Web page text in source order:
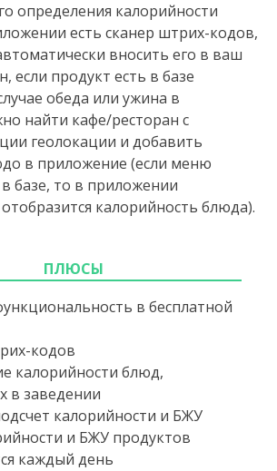
определения калорийности
есть сканер штрих-кодов,
вносить его в ваш
если продукт есть в базе
обеда или ужина в
найти кафе/ресторан с
геолокации и добавить
в приложение (если меню
базе, то в приложении
калорийность блюда).
ПЛЮСЫ
в бесплатной
кодов
калорийности блюд,
в заведении
калорийности и БЖУ
и БЖУ продуктов
каждый день